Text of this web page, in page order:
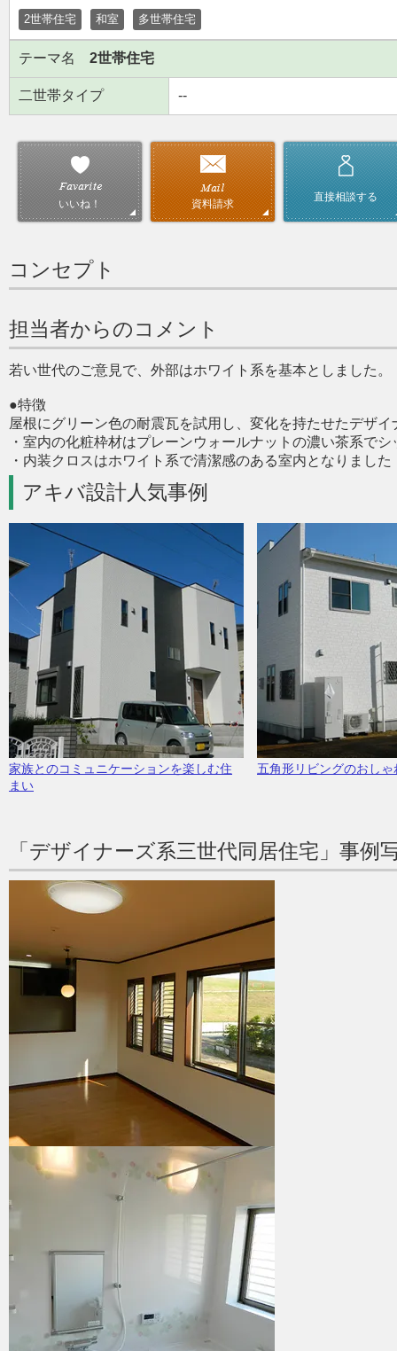
2世帯住宅 和室 多世帯住宅
テーマ名 2世帯住宅
二世帯タイプ --
いいね！ 資料請求
直接相談する
コンセプト
担当者からのコメント
若い世代のご意見で、外部はホワイト系を基本としました。
●特徴
屋根にグリーン色の耐震瓦を試用し、変化を持たせたデザイ
・室内の化粧枠材はプレーンウォールナットの濃い茶系で
・内装クロスはホワイト系で清潔感のある室内となりました
アキバ設計人気事例
家族とのコミュニケーションを楽しむ住
まい
五角形リビングのおし
「デザイナーズ系三世代同居住宅」事例